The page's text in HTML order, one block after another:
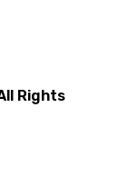
Rights